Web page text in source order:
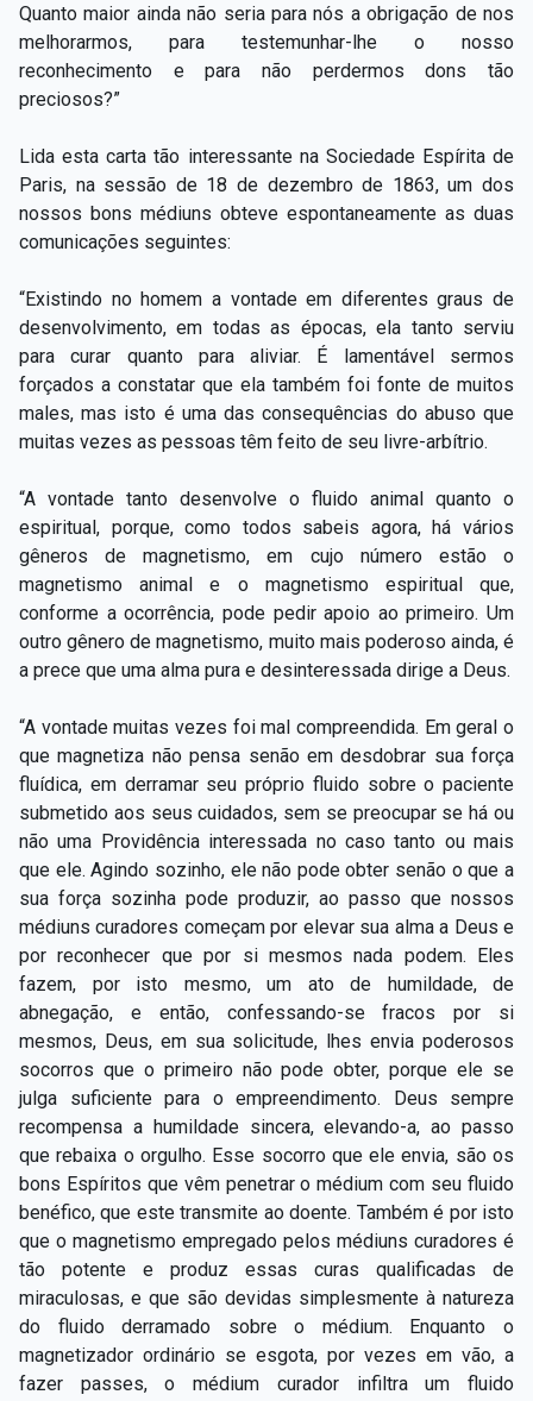
Quanto maior ainda não seria para nós a obrigação de nos
melhorarmos, para testemunhar-lhe o nosso
reconhecimento e para não perdermos dons tão
preciosos?”
Lida esta carta tão interessante na Sociedade Espírita de
Paris, na sessão de 18 de dezembro de 1863, um dos
nossos bons médiuns obteve espontaneamente as duas
comunicações seguintes:
“Existindo no homem a vontade em diferentes graus de
desenvolvimento, em todas as épocas, ela tanto serviu
para curar quanto para aliviar. É lamentável sermos
forçados a constatar que ela também foi fonte de muitos
males, mas isto é uma das consequências do abuso que
muitas vezes as pessoas têm feito de seu livre-arbítrio.
“A vontade tanto desenvolve o fluido animal quanto o
espiritual, porque, como todos sabeis agora, há vários
gêneros de magnetismo, em cujo número estão o
magnetismo animal e o magnetismo espiritual que,
conforme a ocorrência, pode pedir apoio ao primeiro. Um
outro gênero de magnetismo, muito mais poderoso ainda, é
a prece que uma alma pura e desinteressada dirige a Deus.
“A vontade muitas vezes foi mal compreendida. Em geral o
que magnetiza não pensa senão em desdobrar sua força
fluídica, em derramar seu próprio fluido sobre o paciente
submetido aos seus cuidados, sem se preocupar se há ou
não uma Providência interessada no caso tanto ou mais
que ele. Agindo sozinho, ele não pode obter senão o que a
sua força sozinha pode produzir, ao passo que nossos
médiuns curadores começam por elevar sua alma a Deus e
por reconhecer que por si mesmos nada podem. Eles
fazem, por isto mesmo, um ato de humildade, de
abnegação, e então, confessando-se fracos por si
mesmos, Deus, em sua solicitude, lhes envia poderosos
socorros que o primeiro não pode obter, porque ele se
julga suficiente para o empreendimento. Deus sempre
recompensa a humildade sincera, elevando-a, ao passo
que rebaixa o orgulho. Esse socorro que ele envia, são os
bons Espíritos que vêm penetrar o médium com seu fluido
benéfico, que este transmite ao doente. Também é por isto
que o magnetismo empregado pelos médiuns curadores é
tão potente e produz essas curas qualificadas de
miraculosas, e que são devidas simplesmente à natureza
do fluido derramado sobre o médium. Enquanto o
magnetizador ordinário se esgota, por vezes em vão, a
fazer passes, o médium curador infiltra um fluido